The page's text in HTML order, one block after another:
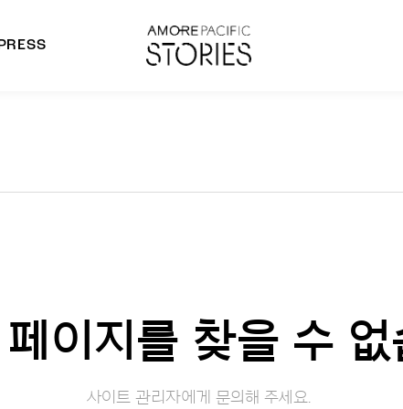
PRESS
이지를 찾을 수 없
사이트 관리자에게 문의해 주세요.